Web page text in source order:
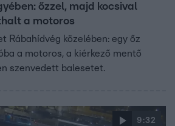
őzzel, majd kocsival
a motoros
Rábahídvég közelében: egy őz
a motoros, a kiérkező mentő
szenvedett balesetet.
9:32